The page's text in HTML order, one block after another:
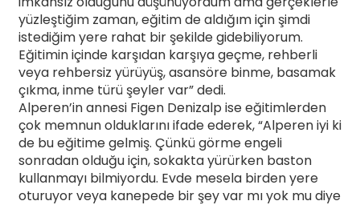
yüzleştiğim zaman, eğitim de aldığım için şimdi
istediğim yere rahat bir şekilde gidebiliyorum.
Eğitimin içinde karşıdan karşıya geçme, rehberli
veya rehbersiz yürüyüş, asansöre binme, basamak
çıkma, inme türü şeyler var” dedi.
Alperen’in annesi Figen Denizalp ise eğitimlerden
çok memnun olduklarını ifade ederek, “Alperen iyi ki
de bu eğitime gelmiş. Çünkü görme engeli
sonradan olduğu için, sokakta yürürken baston
kullanmayı bilmiyordu. Evde mesela birden yere
oturuyor veya kanepede bir şey var mı yok mu diye